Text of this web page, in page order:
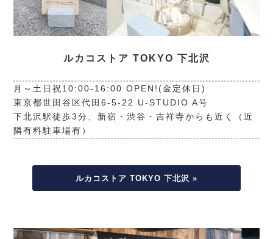
ルカコストア TOKYO 下北沢
月～土日祝10:00-16:00 OPEN!(金定休日)
東京都世田谷区代田6-5-22 U-STUDIO A号
下北沢駅徒歩3分、新宿・渋谷・吉祥寺からも近く（近
隣有料駐車場有）
ルカコストア TOKYO 下北沢 »